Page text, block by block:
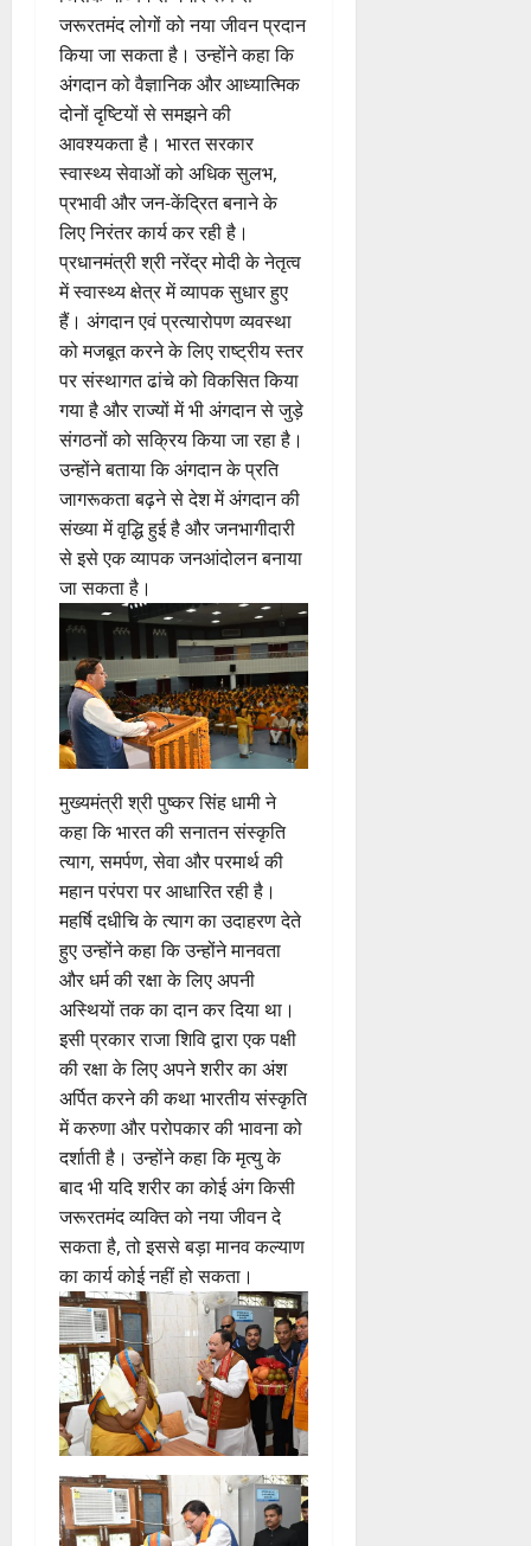
जरूरतमंद लोगों को नया जीवन प्रदान
किया जा सकता है। उन्होंने कहा कि
अंगदान को वैज्ञानिक और आध्यात्मिक
दोनों दृष्टियों से समझने की
आवश्यकता है। भारत सरकार
स्वास्थ्य सेवाओं को अधिक सुलभ,
प्रभावी और जन-केंद्रित बनाने के
लिए निरंतर कार्य कर रही है।
प्रधानमंत्री श्री नरेंद्र मोदी के नेतृत्व
में स्वास्थ्य क्षेत्र में व्यापक सुधार हुए
हैं। अंगदान एवं प्रत्यारोपण व्यवस्था
को मजबूत करने के लिए राष्ट्रीय स्तर
पर संस्थागत ढांचे को विकसित किया
गया है और राज्यों में भी अंगदान से जुड़े
संगठनों को सक्रिय किया जा रहा है।
उन्होंने बताया कि अंगदान के प्रति
जागरूकता बढ़ने से देश में अंगदान की
संख्या में वृद्धि हुई है और जनभागीदारी
से इसे एक व्यापक जनआंदोलन बनाया
जा सकता है।
मुख्यमंत्री श्री पुष्कर सिंह धामी ने
कहा कि भारत की सनातन संस्कृति
त्याग, समर्पण, सेवा और परमार्थ की
महान परंपरा पर आधारित रही है।
महर्षि दधीचि के त्याग का उदाहरण देते
हुए उन्होंने कहा कि उन्होंने मानवता
और धर्म की रक्षा के लिए अपनी
अस्थियों तक का दान कर दिया था।
इसी प्रकार राजा शिवि द्वारा एक पक्षी
की रक्षा के लिए अपने शरीर का अंश
अर्पित करने की कथा भारतीय संस्कृति
में करुणा और परोपकार की भावना को
दर्शाती है। उन्होंने कहा कि मृत्यु के
बाद भी यदि शरीर का कोई अंग किसी
जरूरतमंद व्यक्ति को नया जीवन दे
सकता है, तो इससे बड़ा मानव कल्याण
का कार्य कोई नहीं हो सकता।